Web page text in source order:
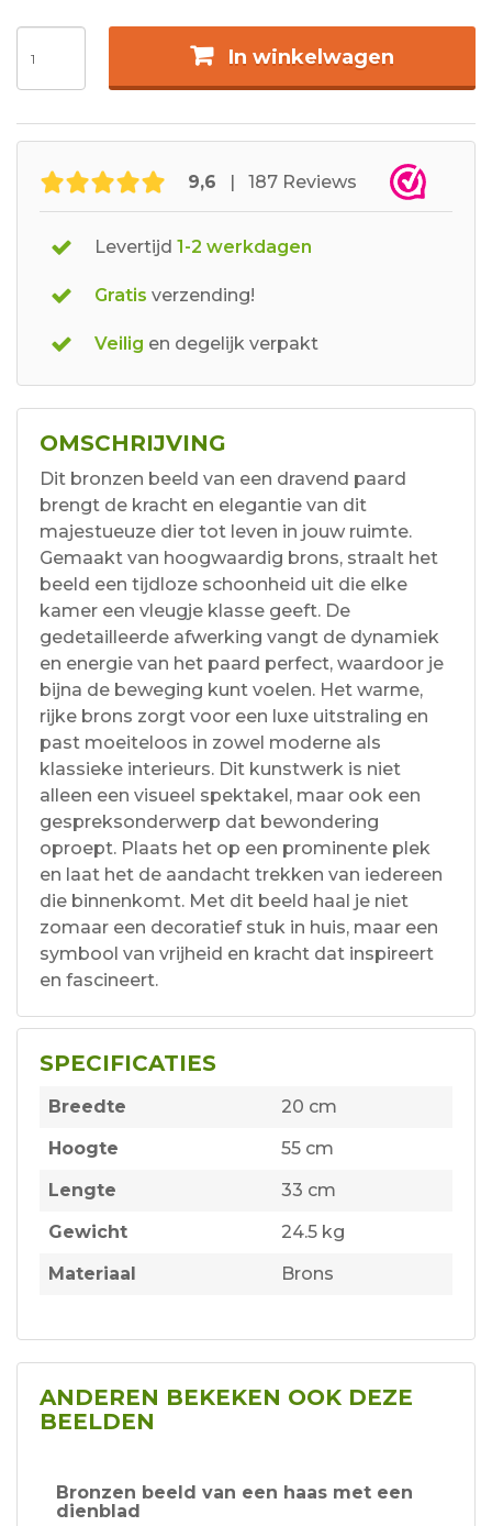
In winkelwagen
9,6 | 187 Reviews
Levertijd 1-2 werkdagen
Gratis verzending!
Veilig en degelijk verpakt
OMSCHRIJVING
Dit bronzen beeld van een dravend paard
brengt de kracht en elegantie van dit
majestueuze dier tot leven in jouw ruimte.
Gemaakt van hoogwaardig brons, straalt het
beeld een tijdloze schoonheid uit die elke
kamer een vleugje klasse geeft. De
gedetailleerde afwerking vangt de dynamiek
en energie van het paard perfect, waardoor je
bijna de beweging kunt voelen. Het warme,
rijke brons zorgt voor een luxe uitstraling en
past moeiteloos in zowel moderne als
klassieke interieurs. Dit kunstwerk is niet
alleen een visueel spektakel, maar ook een
gespreksonderwerp dat bewondering
oproept. Plaats het op een prominente plek
en laat het de aandacht trekken van iedereen
die binnenkomt. Met dit beeld haal je niet
zomaar een decoratief stuk in huis, maar een
symbool van vrijheid en kracht dat inspireert
en fascineert.
SPECIFICATIES
Breedte
20 cm
Hoogte
55 cm
Lengte
33 cm
Gewicht
24.5 kg
Materiaal
Brons
ANDEREN BEKEKEN OOK DEZE
BEELDEN
Bronzen beeld van een haas met een
dienblad